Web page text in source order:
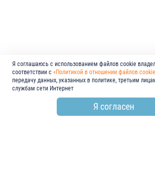
Я соглашаюсь с использованием файлов cookie
соответствии с «Политикой в отношении файлов
передачу данных, указанных в политике, третьим
службам сети Интернет
Я согласен